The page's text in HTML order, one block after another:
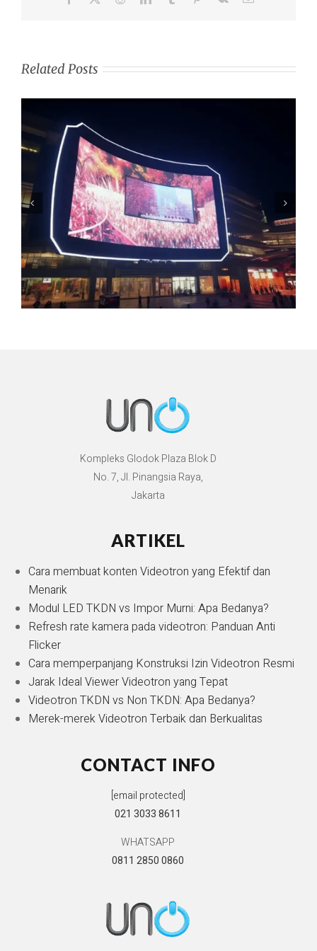
Related Posts
Kompleks Glodok Plaza Blok D
No. 7, Jl. Pinangsia Raya,
Jakarta
ARTIKEL
Cara membuat konten Videotron yang Efektif dan
Menarik
Modul LED TKDN vs Impor Murni: Apa Bedanya?
Refresh rate kamera pada videotron: Panduan Anti
Flicker
Cara memperpanjang Konstruksi Izin Videotron Resmi
Jarak Ideal Viewer Videotron yang Tepat
Videotron TKDN vs Non TKDN: Apa Bedanya?
Merek-merek Videotron Terbaik dan Berkualitas
CONTACT INFO
[email protected]
021 3033 8611
WHATSAPP
0811 2850 0860